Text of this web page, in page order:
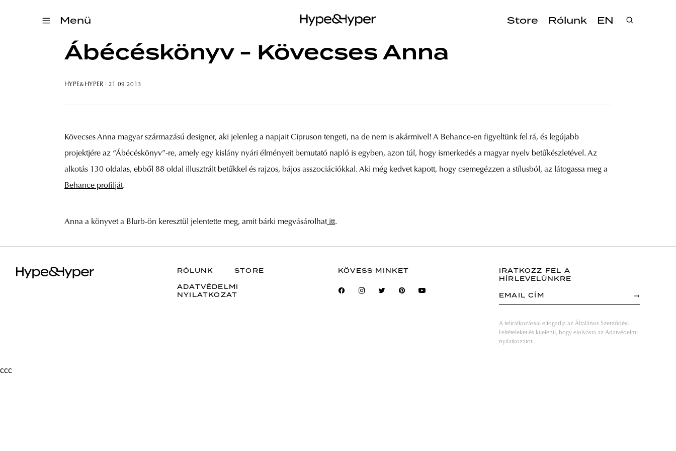
Menü Store Rólunk EN
Ábécéskönyv - Kövecses Anna
HYPE&HYPER · 21 09 2013
Kövecses Anna magyar származású designer, aki jelenleg a napjait Cipruson tengeti, na de nem is akármivel! A Behance-en figyeltünk fel rá, és legújabb
projektjére az “Ábécéskönyv”-re, amely egy kislány nyári élményeit bemutató napló is egyben, azon túl, hogy ismerkedés a magyar nyelv betűkészletével. Az
alkotás 130 oldalas, ebből 88 oldal illusztrált betűkkel és rajzos, bájos asszociációkkal. Aki még kedvet kapott, hogy csemegézzen a stílusból, az látogassa meg a
Behance profilját.
Anna a könyvet a Blurb-ön keresztül jelentette meg, amit bárki megvásárolhatitt.
RÓLUNK STORE
ADATVÉDELMI
NYILATKOZAT
KÖVESS MINKET
IRATKOZZ FEL A
HÍRLEVELÜNKRE
EMAIL CÍM
A feliratkozással elfogadja az Általános Szerződési
Feltételeket és kijelenti, hogy elolvasta az Adatvédelmi
nyilatkozatot.
ссс